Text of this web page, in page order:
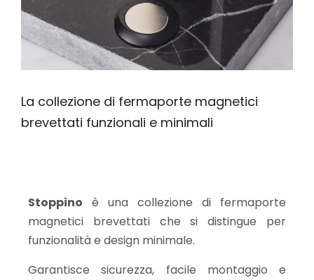
La collezione di fermaporte magnetici
brevettati funzionali e minimali
Stoppino è una collezione di fermaporte
magnetici brevettati che si distingue per
funzionalità e design minimale.
Garantisce sicurezza, facile montaggio e